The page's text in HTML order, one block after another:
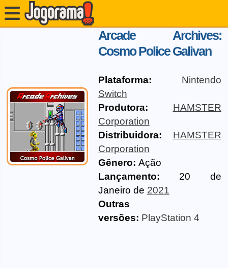
Arcade Archives:
Cosmo Police Galivan
Plataforma:
Nintendo
Switch
Produtora:
HAMSTER
Corporation
Distribuidora:
HAMSTER
Corporation
Gênero: Ação
Lançamento: 20 de
Janeiro de 2021
Outras
versões: PlayStation 4